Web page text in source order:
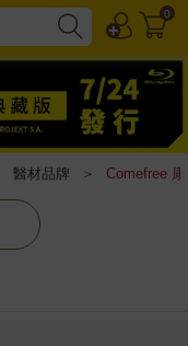
0
醫材品牌 ＞ Comefree